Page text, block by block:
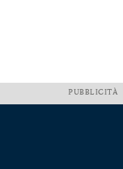
PUBBLICITÀ